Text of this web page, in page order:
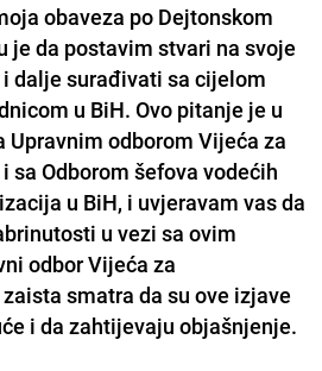
obaveza po Dejtonskom
je da postavim stvari na svoje
dalje surađivati sa cijelom
u BiH. Ovo pitanje je u
Upravnim odborom Vijeća za
Odborom šefova vodećih
u BiH, i uvjeravam vas da
u vezi sa ovim
odbor Vijeća za
smatra da su ove izjave
i da zahtijevaju objašnjenje.